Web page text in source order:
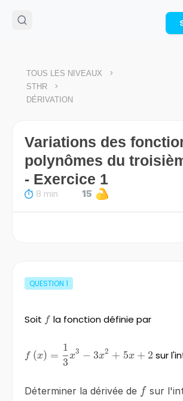
🌴Cahier de vacances offert
:
Télécharge ton PDF gratuit et
TOUS LES NIVEAUX >
STHR >
DÉRIVATION
Variations des
polynômes du
- Exercice 1
8 min 15
QUESTION 1
Soit ff la fonction définie par
f\left(x\right)=\frac{1}
{3} x^{3} -3x^{2}
f (x) =
3
1
x3 − 3x2 + 5x + 2 sur
Déterminer la dérivée de ff sur